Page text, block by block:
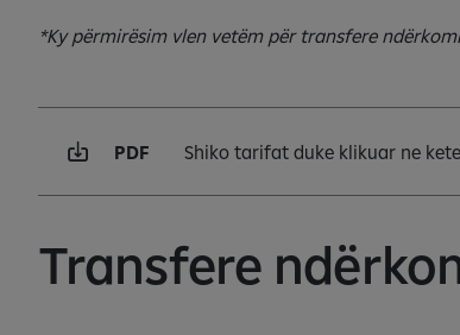
*Ky përmirësim vlen vetëm për transfere
PDF Shiko tarifat duke klikuar ne
Transfere